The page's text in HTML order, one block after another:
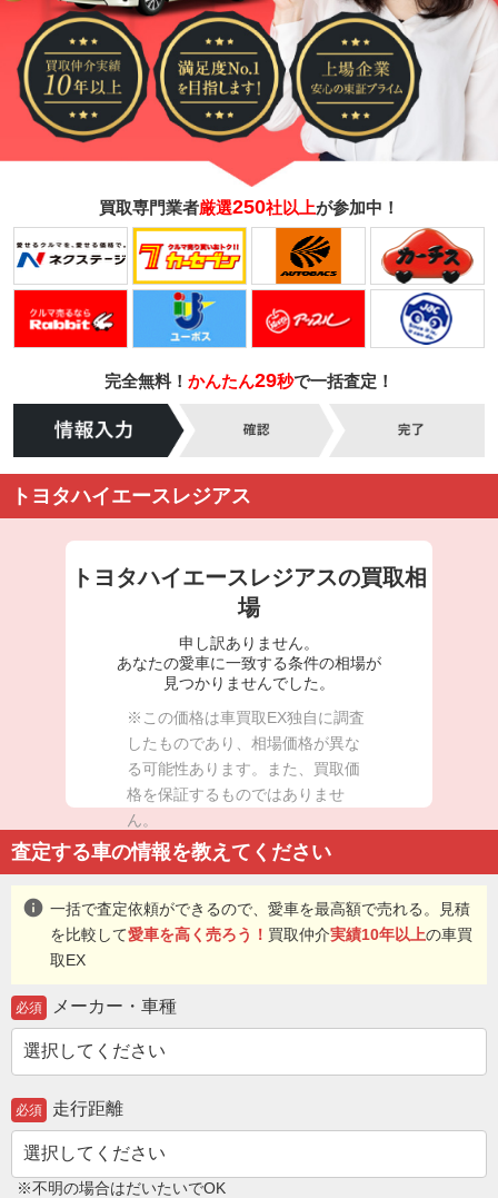
買取専門業者厳選250社以上が参加中！
完全無料！ かんたん29秒で一括査定！
トヨタハイエースレジアス
トヨタハイエースレジアスの買取相
場
申し訳ありません。
あなたの愛車に一致する条件の相場が
見つかりませんでした。
※この価格は車買取EX独自に調査
したものであり、相場価格が異な
る可能性あります。また、買取価
格を保証するものではありませ
ん。
査定する車の情報を教えてください
info 一括で査定依頼ができるので、愛車を最高額で売れる。見積
を比較して愛車を高く売ろう！ 買取仲介実績10年以上の車買
取EX
必須 メーカー・車種
必須 走行距離
※不明の場合はだいたいでOK